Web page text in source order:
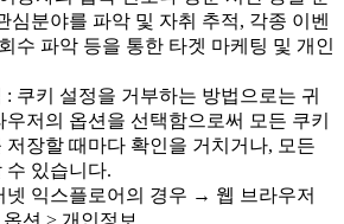
심분야를 파악 및 자취 추적, 각종 이벤
수 파악 등을 통한 타겟 마케팅 및 개인
쿠키 설정을 거부하는 방법으로는 귀
저의 옵션을 선택함으로써 모든 쿠키
장할 때마다 확인을 거치거나, 모든
수 있습니다.
넷 익스플로어의 경우 → 웹 브라우저